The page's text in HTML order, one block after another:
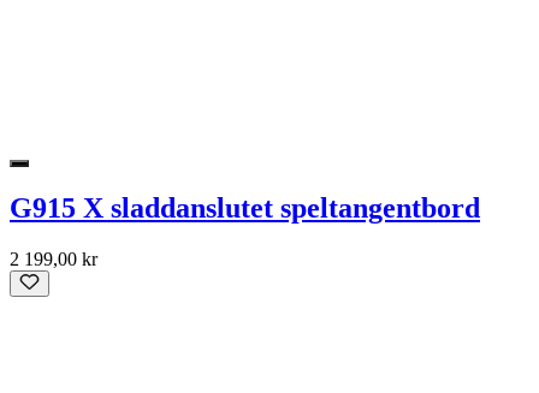
G915 X sladdanslutet speltangentbord
2 199,00 kr